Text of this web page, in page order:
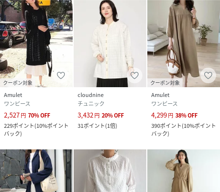
クーポン対象
Amulet
ワンピース
2,527円 70%OFF
229ポイント(10%ポイント
バック)
cloudnine
チュニック
3,432 円 20%OFF
31ポイント(1倍)
クーポン対象
Amulet
ワンピース
4,299円 38%OFF
390ポイント(10%ポイント
バック)